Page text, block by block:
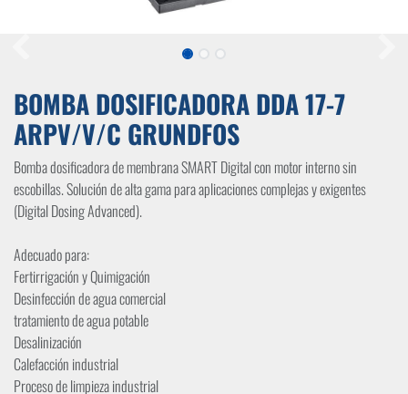
BOMBA DOSIFICADORA DDA 17-7
ARPV/V/C GRUNDFOS
Bomba dosificadora de membrana SMART Digital con motor interno sin
escobillas. Solución de alta gama para aplicaciones complejas y exigentes
(Digital Dosing Advanced).
Adecuado para:
Fertirrigación y Quimigación
Desinfección de agua comercial
tratamiento de agua potable
Desalinización
Calefacción industrial
Proceso de limpieza industrial